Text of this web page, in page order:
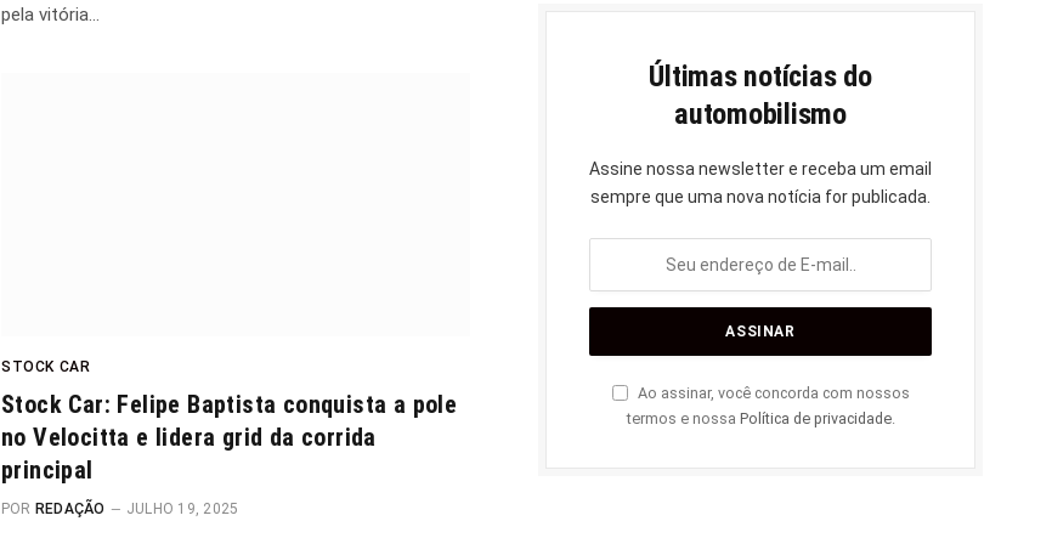
pela vitória…
STOCK CAR
Stock Car: Felipe Baptista conquista a pole
no Velocitta e lidera grid da corrida
principal
POR REDAÇÃO JULHO 19, 2025
Últimas notícias do
automobilismo
Assine nossa newsletter e receba um email
sempre que uma nova notícia for publicada.
Ao assinar, você concorda com nossos
termos e nossa Política de privacidade.